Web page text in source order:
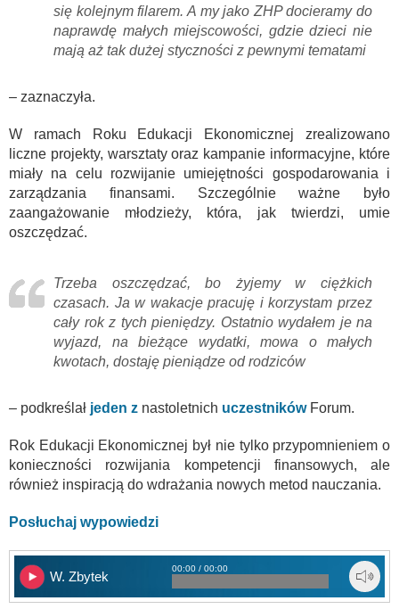
się kolejnym filarem. A my jako ZHP docieramy do
naprawdę małych miejscowości, gdzie dzieci nie
mają aż tak dużej styczności z pewnymi tematami
– zaznaczyła.
W ramach Roku Edukacji Ekonomicznej zrealizowano
liczne projekty, warsztaty oraz kampanie informacyjne, które
miały na celu rozwijanie umiejętności gospodarowania i
zarządzania finansami. Szczególnie ważne było
zaangażowanie młodzieży, która, jak twierdzi, umie
oszczędzać.
Trzeba oszczędzać, bo żyjemy w ciężkich
czasach. Ja w wakacje pracuję i korzystam przez
cały rok z tych pieniędzy. Ostatnio wydałem je na
wyjazd, na bieżące wydatki, mowa o małych
kwotach, dostaję pieniądze od rodziców
– podkreślał jeden z nastoletnich uczestników Forum.
Rok Edukacji Ekonomicznej był nie tylko przypomnieniem o
konieczności rozwijania kompetencji finansowych, ale
również inspiracją do wdrażania nowych metod nauczania.
Posłuchaj wypowiedzi
W. Zbytek
00:00 / 00:00